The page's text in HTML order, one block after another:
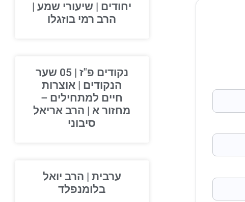
יחודים | שיעורי שמע |
הרב רמי בוזגלו
נקודים פ"ז | 05 שער
הנקודים | אוצרות
חיים למתחילים –
מחזור א | הרב אריאל
סיבוני
ערבית | הרב יואל
בלומנפלד